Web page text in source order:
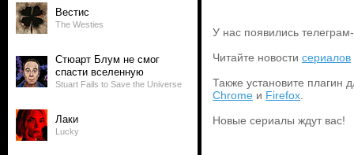
Вестис
The Westies
Стюарт Блум не смог
спасти вселенную
Stuart Fails to Save the Universe
Лаки
Lucky
У нас появились
Читайте новости сериалов
Также установите плагин
Chrome и Firefox
Новые сериалы ждут вас!